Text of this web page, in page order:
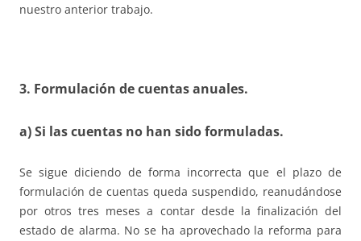
nuestro anterior trabajo.
3. Formulación de cuentas anuales.
a) Si las cuentas no han sido formuladas.
Se sigue diciendo de forma incorrecta que el plazo de
formulación de cuentas queda suspendido, reanudándose
por otros tres meses a contar desde la finalización del
estado de alarma. No se ha aprovechado la reforma para